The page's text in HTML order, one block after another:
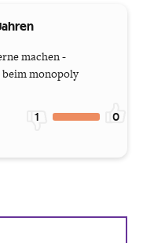
machen -
monopoly
1 0